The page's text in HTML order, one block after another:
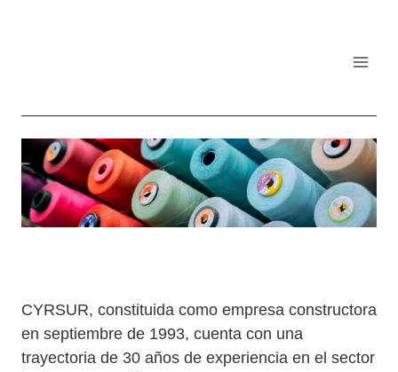
CYRSUR, constituida como empresa constructora
en septiembre de 1993, cuenta con una
trayectoria de 30 años de experiencia en el sector